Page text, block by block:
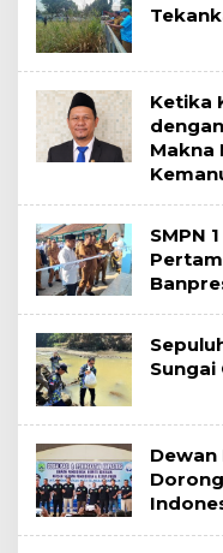
Ketika
Makna
SMPN
Sungai
Dewan